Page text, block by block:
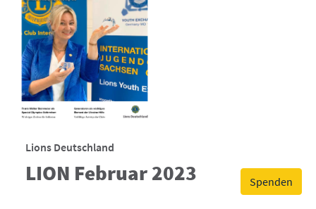
Spenden
Lions Deutschland
LION Februar 2023